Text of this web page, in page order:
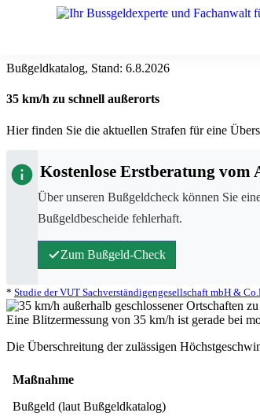
Bußgeldkatalog, Stand: 6.8.2026
35 km/h zu schnell außerorts
Hier finden Sie die aktuellen Strafen für eine
Kostenlose Erstberatung vom
Über unseren Bußgeldcheck können Sie
Bußgeldbescheide fehlerhaft.
Zum Bußgeld-Check
* Studie der VUT Sachverständigengesellschaft mbH &
Eine Blitzermessung von 35 km/h ist gerade bei
Die Überschreitung der zulässigen
Maßnahme
Bußgeld (laut Bußgeldkatalog)